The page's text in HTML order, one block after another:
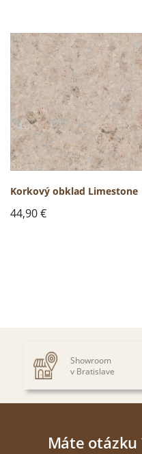
Korkový obklad Limestone
44,90€
Showroom
v Bratislave
Máte otázku